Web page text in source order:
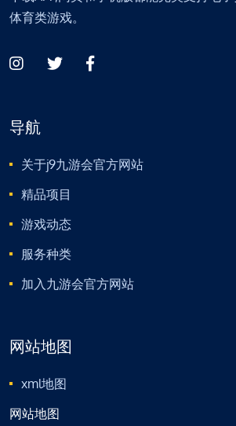
体育类游戏。
导航
关于j9九游会官方网站
精品项目
游戏动态
服务种类
加入九游会官方网站
网站地图
xml地图
网站地图